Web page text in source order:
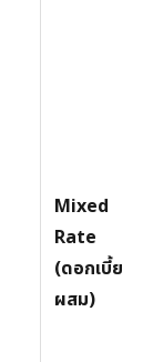
Mixed
Rate
(ดอกเบี้ย
ผสม)